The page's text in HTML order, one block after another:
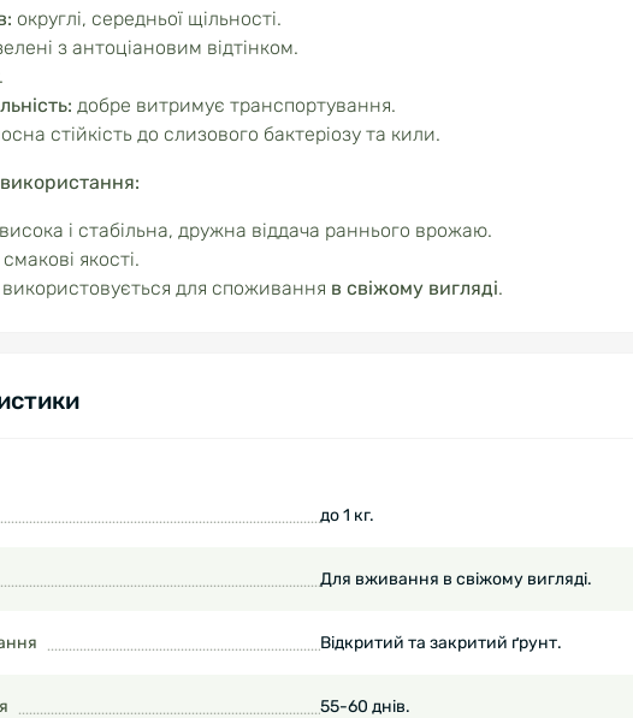
округлі, середньої щільності.
з антоціановим відтінком.
добре витримує транспортування.
стійкість до слизового бактеріозу та кили.
висока і стабільна, дружна віддача раннього врожаю.
смакові якості.
використовується для споживання в свіжому вигляді.
до 1 кг.
Для вживання в свіжому вигляді.
Відкритий та закритий ґрунт.
55-60 днів.